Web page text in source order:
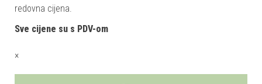
redovna cijena.
Sve cijene su s PDV-om
×